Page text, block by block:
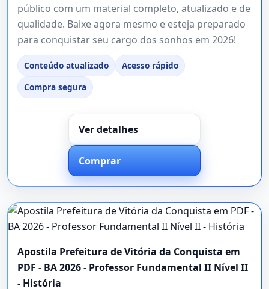
público com um material completo, atualizado e de
qualidade. Baixe agora mesmo e esteja preparado
para conquistar seu cargo dos sonhos em 2026!
Conteúdo atualizado
Acesso rápido
Compra segura
Ver detalhes
Comprar
Apostila Prefeitura de Vitória da Conquista em
PDF - BA 2026 - Professor Fundamental II Nível II
- História